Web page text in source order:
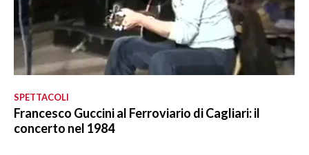
SPETTACOLI
Francesco Guccini al Ferroviario di Cagliari: il
concerto nel 1984